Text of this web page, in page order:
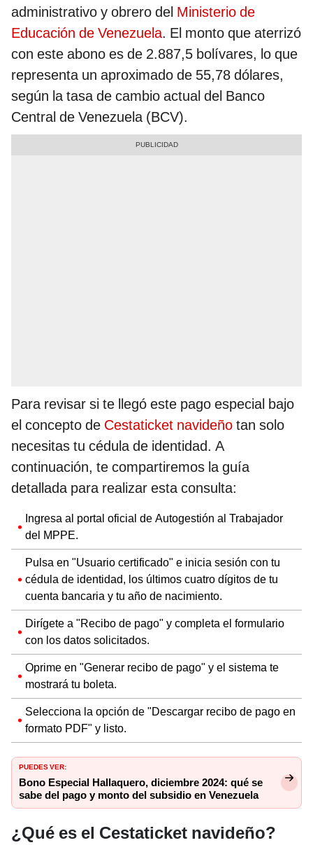
administrativo y obrero del Ministerio de
Educación de Venezuela. El monto que aterrizó
con este abono es de 2.887,5 bolívares, lo que
representa un aproximado de 55,78 dólares,
según la tasa de cambio actual del Banco
Central de Venezuela (BCV).
Para revisar si te llegó este pago especial bajo
el concepto de Cestaticket navideño tan solo
necesitas tu cédula de identidad. A
continuación, te compartiremos la guía
detallada para realizar esta consulta:
Ingresa al portal oficial de Autogestión al Trabajador
del MPPE.
Pulsa en "Usuario certificado" e inicia sesión con tu
cédula de identidad, los últimos cuatro dígitos de tu
cuenta bancaria y tu año de nacimiento.
Dirígete a "Recibo de pago" y completa el formulario
con los datos solicitados.
Oprime en "Generar recibo de pago" y el sistema te
mostrará tu boleta.
Selecciona la opción de "Descargar recibo de pago en
formato PDF" y listo.
PUEDES VER:
Bono Especial Hallaquero, diciembre 2024: qué se
sabe del pago y monto del subsidio en Venezuela
¿Qué es el Cestaticket navideño?